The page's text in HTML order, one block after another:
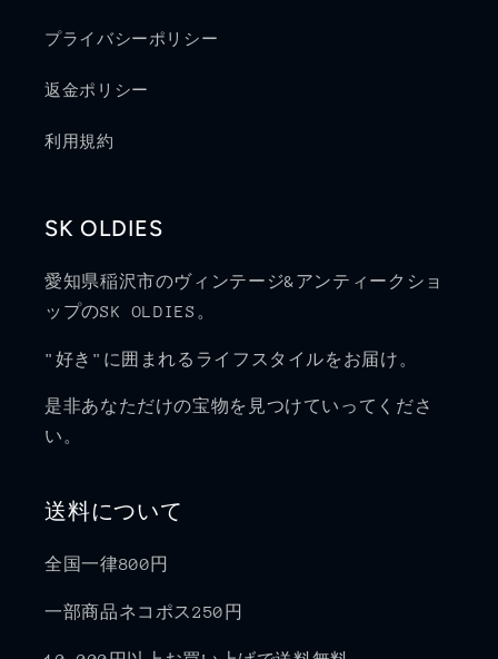
プライバシーポリシー
返金ポリシー
利用規約
SK OLDIES
愛知県稲沢市のヴィンテージ&アンティークショ
ップのSK OLDIES。
"好き"に囲まれるライフスタイルをお届け。
是非あなただけの宝物を見つけていってくださ
い。
送料について
全国一律800円
一部商品ネコポス250円